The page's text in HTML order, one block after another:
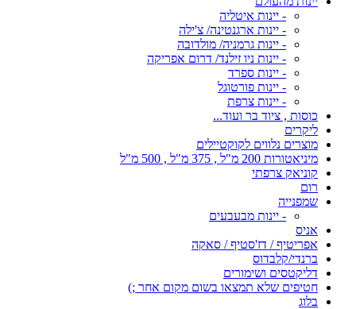
- יינות איטליה
- יינות ארגנטינה/ צ'ילה
- יינות גרמניה/ מולדובה
- יינות ניו זילנד/ דרום אפריקה
- יינות ספרד
- יינות פורטוגל
- יינות צרפת
כוסות , ציוד בר ועוד...
ליקרים
מוצרים נלווים לקוקטיילים
מיניאטורות 200 מ"ל , 375 מ"ל , 500 מ"ל
קוניאק צרפתי
רום
שמפנייה
- יינות מבעבעים
אניס
אפריטיף / דז'סטיף / סאקה
ברנדי/קלבדוס
דליקטסים ושימורים
חטיפים שלא תמצאו בשום מקום אחר ;)
בלוג